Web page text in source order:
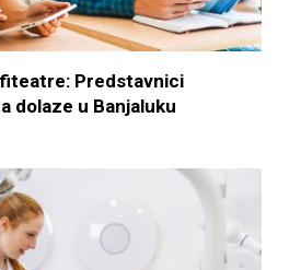
Predstavnici
dolaze u Banjaluku